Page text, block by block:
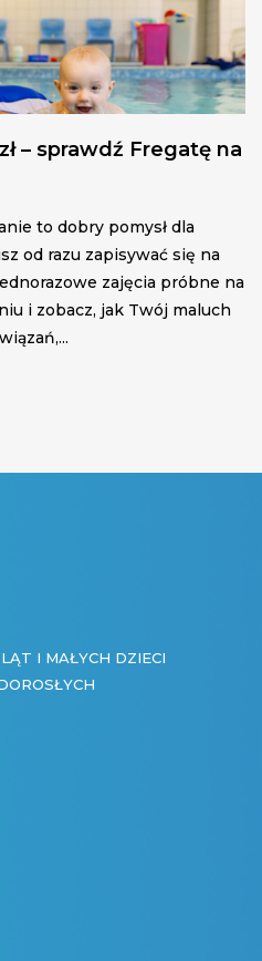
– sprawdź Fregatę na
to dobry pomysł dla
od razu zapisywać się na
zajęcia próbne na
i zobacz, jak Twój maluch
I MAŁYCH DZIECI